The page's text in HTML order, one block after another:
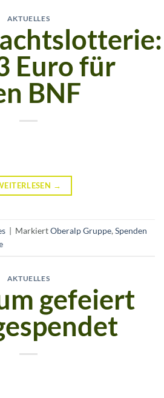
AKTUELLES
Euro für
BNF
→
| MarkiertOberalp Gruppe,Spenden
AKTUELLES
gefeiert